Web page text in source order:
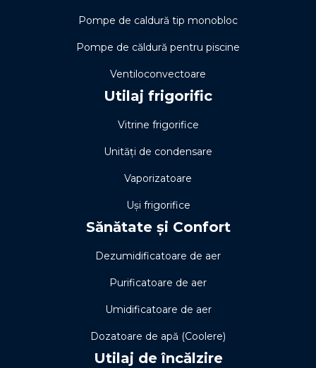
Pompe de caldură tip monobloc
Pompe de căldură pentru piscine
Ventiloconvectoare
Utilaj frigorific
Vitrine frigorifice
Unități de condensare
Vaporizatoare
Uși frigorifice
Sănătate și Confort
Dezumidificatoare de aer
Purificatoare de aer
Umidificatoare de aer
Dozatoare de apă (Coolere)
Utilaj de încălzire